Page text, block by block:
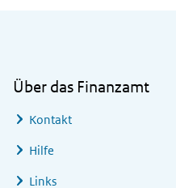
Über das Finanzamt
Kontakt
Hilfe
Links